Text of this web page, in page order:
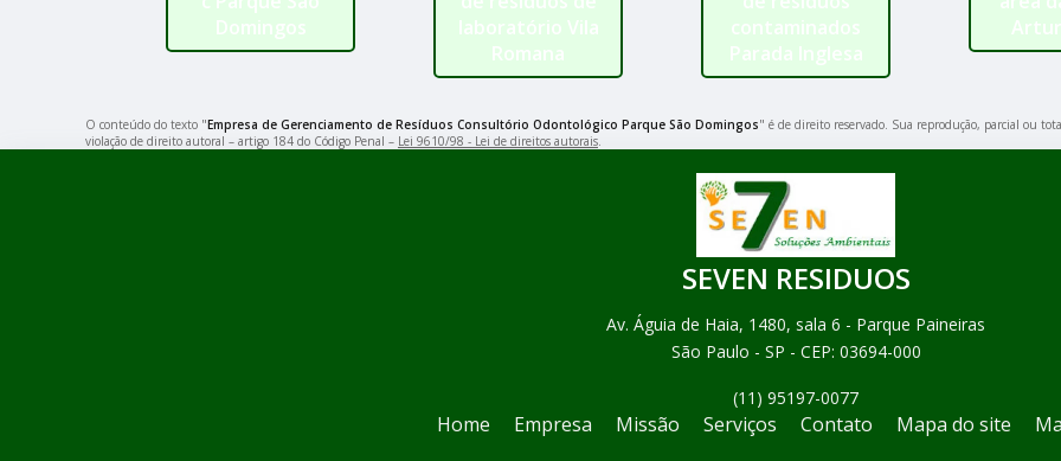
Domingos
laboratório Vila
Romana
contaminados
Parada Inglesa
O conteúdo do texto "Empresa de Gerenciamento de Resíduos Consultório Odontológico Parque São Domingos" é de direito reservado. Sua reprodução, parcial ou
violação de direito autoral – artigo 184 do Código Penal – Lei 9610/98 - Lei de direitos autorais.
SEVEN RESIDUOS
Av. Águia de Haia, 1480, sala 6 - Parque Paineiras
São Paulo - SP - CEP: 03694-000
(11) 95197-0077
Home Empresa Missão Serviços Contato Mapa do site